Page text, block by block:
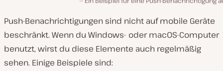
Push-Benachrichtigungen sind nicht auf mobile Geräte
beschränkt. Wenn du Windows- oder macOS-Computer
benutzt, wirst du diese Elemente auch regelmäßig
sehen. Einige Beispiele sind: